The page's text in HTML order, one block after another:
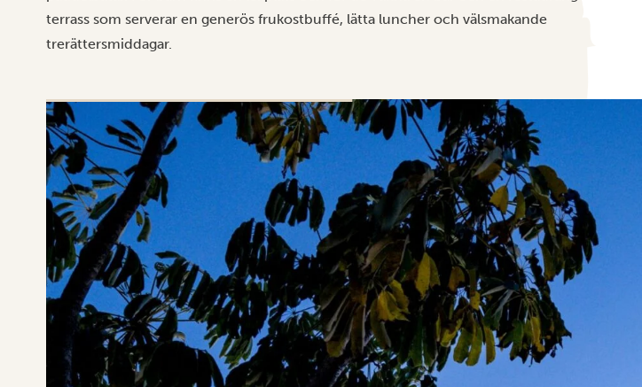
terrass som serverar en generös frukostbuffé, lätta luncher och välsmakande
trerättersmiddagar.